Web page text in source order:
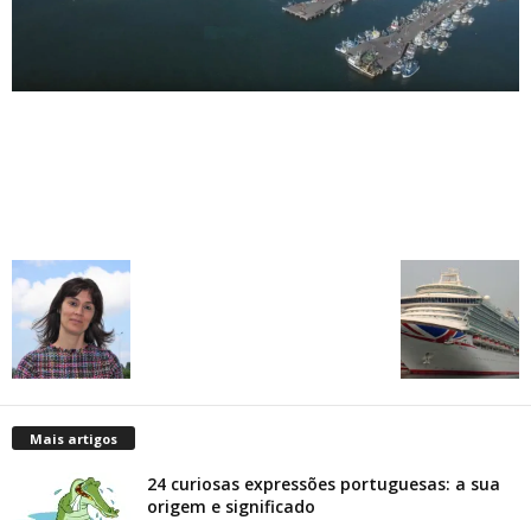
Mais artigos
24 curiosas expressões portuguesas: a sua
origem e significado